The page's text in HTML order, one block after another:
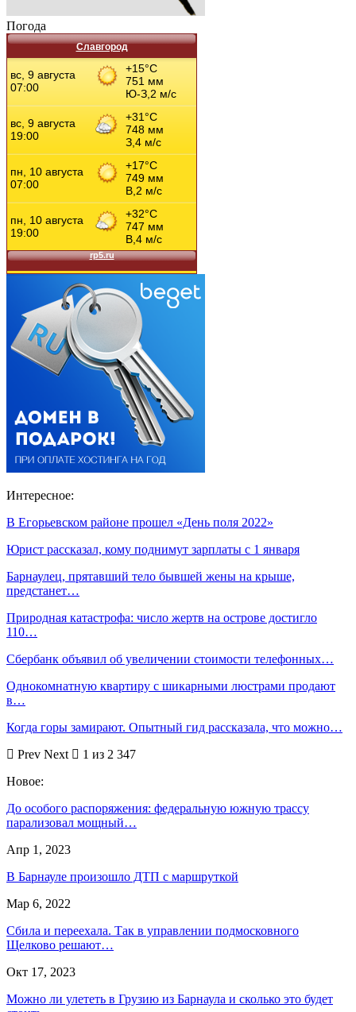
Погода
Славгород
Интересное:
В Егорьевском районе прошел «День поля 2022»
Юрист рассказал, кому поднимут зарплаты с 1 января
Барнаулец, прятавший тело бывшей жены на крыше,
предстанет…
Природная катастрофа: число жертв на острове достигло
110…
Сбербанк объявил об увеличении стоимости телефонных…
Однокомнатную квартиру с шикарными люстрами продают
в…
Когда горы замирают. Опытный гид рассказала, что можно…
Prev Next
1 из 2 347
Новое:
До особого распоряжения: федеральную южную трассу
парализовал мощный…
Апр 1, 2023
В Барнауле произошло ДТП с маршруткой
Мар 6, 2022
Сбила и переехала. Так в управлении подмосковного
Щелково решают…
Окт 17, 2023
Можно ли улететь в Грузию из Барнаула и сколько это будет